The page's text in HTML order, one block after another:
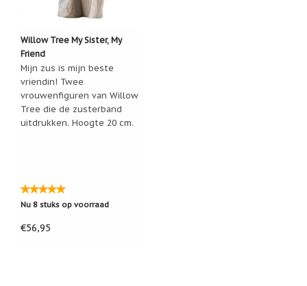
Willow Tree My Sister, My
Friend
Mijn zus is mijn beste
vriendin! Twee
vrouwenfiguren van Willow
Tree die de zusterband
uitdrukken. Hoogte 20 cm.
Nu 8 stuks op voorraad
€56,95